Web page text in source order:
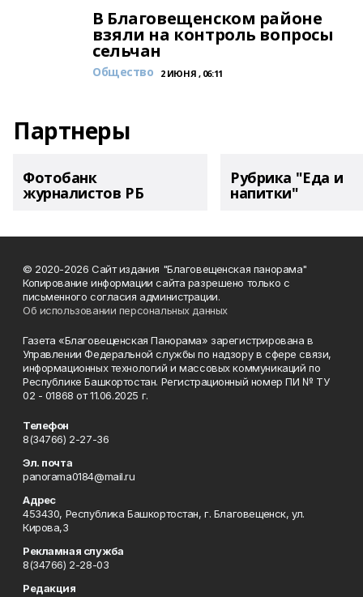
В Благовещенском районе
взяли на контроль вопросы
сельчан
Общество 2 ИЮНЯ , 06:11
Партнеры
Фотобанк
журналистов РБ
Рубрика "Еда и
напитки"
© 2020-2026 Сайт издания "Благовещенская панорама"
Копирование информации сайта разрешено только с
письменного согласия администрации.
Об использовании персональных данных
Газета «Благовещенская Панорама» зарегистрирована в
Управлении Федеральной службы по надзору в сфере связи,
информационных технологий и массовых коммуникаций по
Республике Башкортостан. Регистрационный номер ПИ № ТУ
02 - 01868 от 11.06.2025 г.
Телефон
8(34766) 2-27-36
Эл. почта
panorama0184@mail.ru
Адрес
453430, Республика Башкортостан, г. Благовещенск, ул.
Кирова,3
Рекламная служба
8(34766) 2-28-03
Редакция